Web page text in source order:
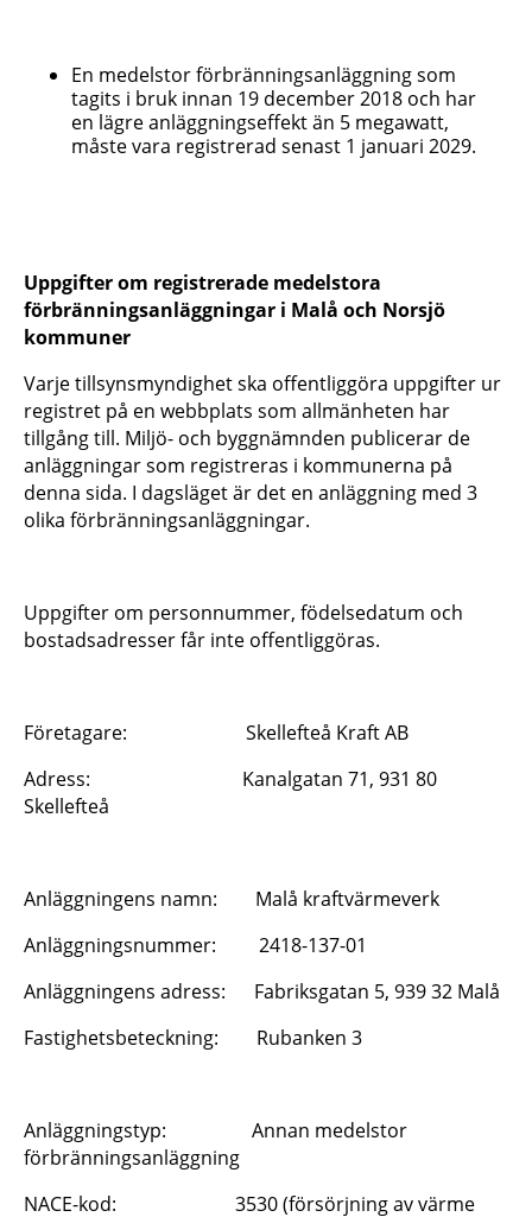
En medelstor förbränningsanläggning som
tagits i bruk innan 19 december 2018 och har
en lägre anläggningseffekt än 5 megawatt,
måste vara registrerad senast 1 januari 2029.
Uppgifter om registrerade medelstora
förbränningsanläggningar i Malå och Norsjö
kommuner
Varje tillsynsmyndighet ska offentliggöra uppgifter ur
registret på en webbplats som allmänheten har
tillgång till. Miljö- och byggnämnden publicerar de
anläggningar som registreras i kommunerna på
denna sida. I dagsläget är det en anläggning med 3
olika förbränningsanläggningar.
Uppgifter om personnummer, födelsedatum och
bostadsadresser får inte offentliggöras.
Företagare: Skellefteå Kraft AB
Adress: Kanalgatan 71, 931 80
Skellefteå
Anläggningens namn: Malå kraftvärmeverk
Anläggningsnummer: 2418-137-01
Anläggningens adress: Fabriksgatan 5, 939 32 Malå
Fastighetsbeteckning: Rubanken 3
Anläggningstyp: Annan medelstor
förbränningsanläggning
NACE-kod: 3530 (försörjning av värme